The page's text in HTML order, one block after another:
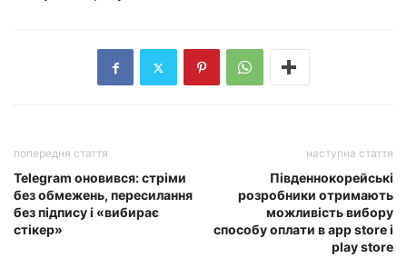
попередня стаття
Telegram оновився: стріми
без обмежень, пересилання
без підпису і «вибирає
стікер»
наступна стаття
Південнокорейські
розробники отримають
можливість вибору
способу оплати в app store і
play store